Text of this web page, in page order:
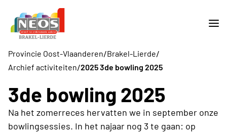
Provincie Oost-Vlaanderen/Brakel-Lierde/
Archief activiteiten/2025 3de bowling 2025
3de bowling 2025
Na het zomerreces hervatten we in september onze
bowlingsessies. In het najaar nog 3 te gaan: op